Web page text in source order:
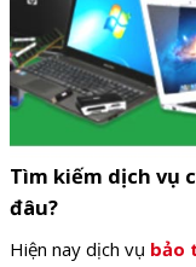
Tìm kiếm dịch vụ
đâu?
Hiện nay dịch vụ bảo